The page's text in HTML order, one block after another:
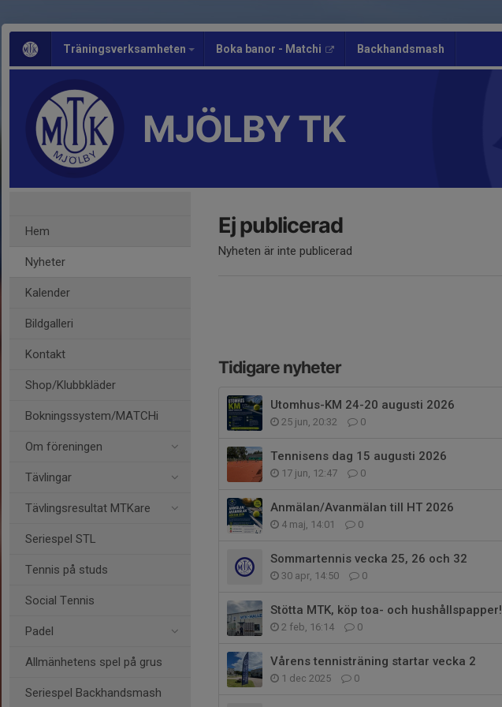
Träningsverksamheten Boka banor - Matchi Backhandsmash
MJÖLBY TK
Hem
Nyheter
Kalender
Bildgalleri
Kontakt
Shop/Klubbkläder
Bokningssystem/MATCHi
Om föreningen
Tävlingar
Tävlingsresultat MTKare
Seriespel STL
Tennis på studs
Social Tennis
Padel
Allmänhetens spel på grus
Seriespel Backhandsmash
Ej publicerad
Nyheten är inte publicerad
Tidigare nyheter
Utomhus-KM 24-20 augusti 2026
25 jun, 20:32 0
Tennisens dag 15 augusti 2026
17 jun, 12:47 0
Anmälan/Avanmälan till HT 2026
4 maj, 14:01 0
Sommartennis vecka 25, 26 och 32
30 apr, 14:50 0
Stötta MTK, köp toa- och hushållspapper!
2 feb, 16:14 0
Vårens tennisträning startar vecka 2
1 dec 2025 0